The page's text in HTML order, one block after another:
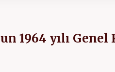
1964 yılı Genel